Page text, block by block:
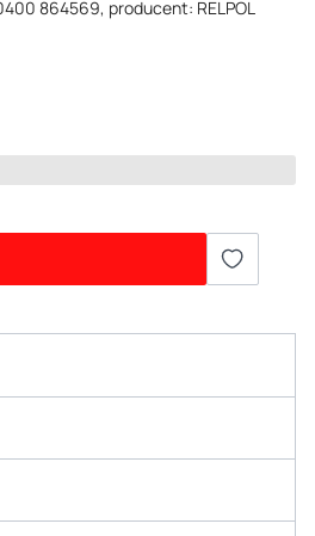
864569, producent: RELPOL